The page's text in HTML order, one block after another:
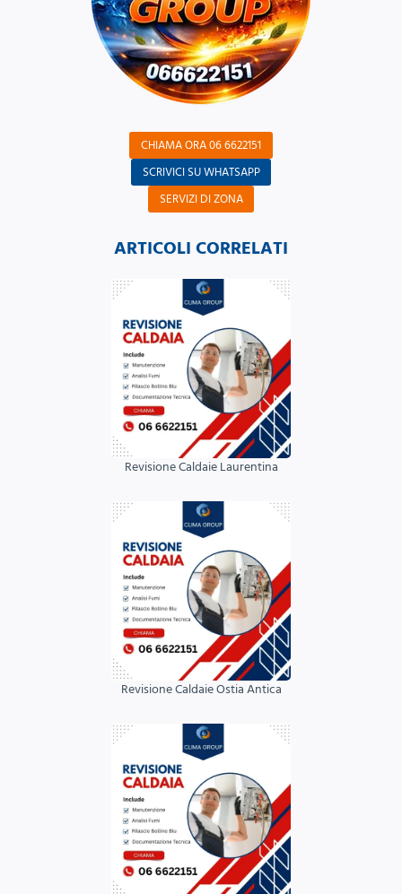
CHIAMA ORA 06 6622151
SCRIVICI SU WHATSAPP
SERVIZI DI ZONA
ARTICOLI CORRELATI
Revisione Caldaie Laurentina
Revisione Caldaie Ostia Antica